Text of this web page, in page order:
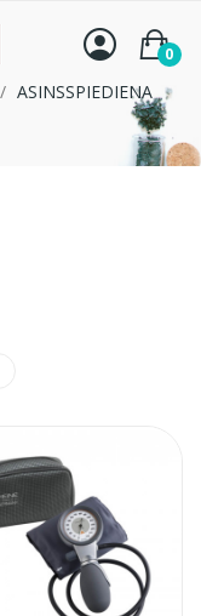
0
ASINSSPIEDIENA